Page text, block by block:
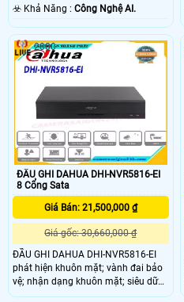
️☣️ Khả Năng : Công Nghệ AI.
ĐẦU GHI DAHUA DHI-NVR5816-EI
8 Cổng Sata
Giá Bán: 21,500,000 ₫
Giá gốc: 30,660,000 ₫
ĐẦU GHI DAHUA DHI-NVR5816-EI
phát hiện khuôn mặt; vành đai bảo
vệ; nhận dạng khuôn mặt; siêu dữ
liệu video (con người, phương tiện
2000